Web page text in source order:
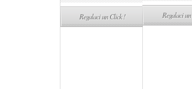
Regalaci un Click ! Regalaci